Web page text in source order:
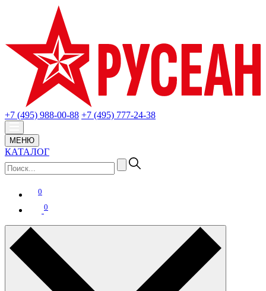
+7 (495) 988-00-88 +7 (495) 777-24-38
МЕНЮ
КАТАЛОГ
0
0